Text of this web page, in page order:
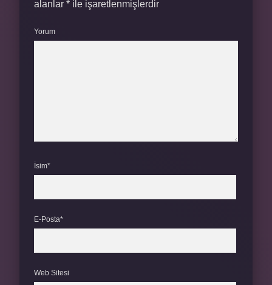
alanlar * ile işaretlenmişlerdir
Yorum
İsim*
E-Posta*
Web Sitesi